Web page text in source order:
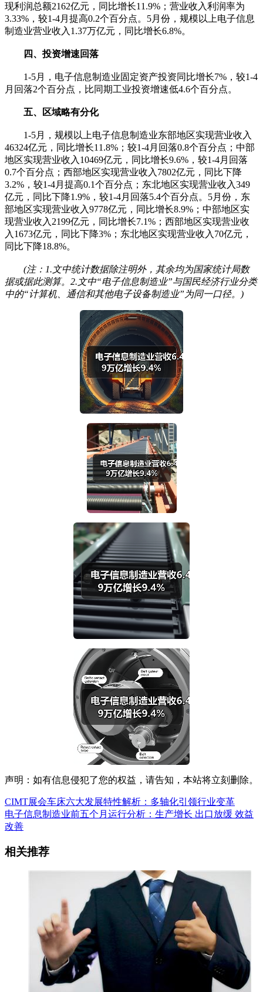
现利润总额2162亿元，同比增长11.9%；营业收入利润率为
3.33%，较1-4月提高0.2个百分点。5月份，规模以上电子信息
制造业营业收入1.37万亿元，同比增长6.8%。
四、投资增速回落
1-5月，电子信息制造业固定资产投资同比增长7%，较1-4
月回落2个百分点，比同期工业投资增速低4.6个百分点。
五、区域略有分化
1-5月，规模以上电子信息制造业东部地区实现营业收入
46324亿元，同比增长11.8%；较1-4月回落0.8个百分点；中部
地区实现营业收入10469亿元，同比增长9.6%，较1-4月回落
0.7个百分点；西部地区实现营业收入7802亿元，同比下降
3.2%，较1-4月提高0.1个百分点；东北地区实现营业收入349
亿元，同比下降1.9%，较1-4月回落5.4个百分点。5月份，东
部地区实现营业收入9778亿元，同比增长8.9%；中部地区实
现营业收入2199亿元，同比增长7.1%；西部地区实现营业收
入1673亿元，同比下降3%；东北地区实现营业收入70亿元，
同比下降18.8%。
(注：1.文中统计数据除注明外，其余均为国家统计局数
据或据此测算。2.文中“电子信息制造业”与国民经济行业分类
中的“计算机、通信和其他电子设备制造业”为同一口径。)
声明：如有信息侵犯了您的权益，请告知，本站将立刻删除。
CIMT展会车床六大发展特性解析：多轴化引领行业变革
电子信息制造业前五个月运行分析：生产增长 出口放缓 效益
改善
相关推荐